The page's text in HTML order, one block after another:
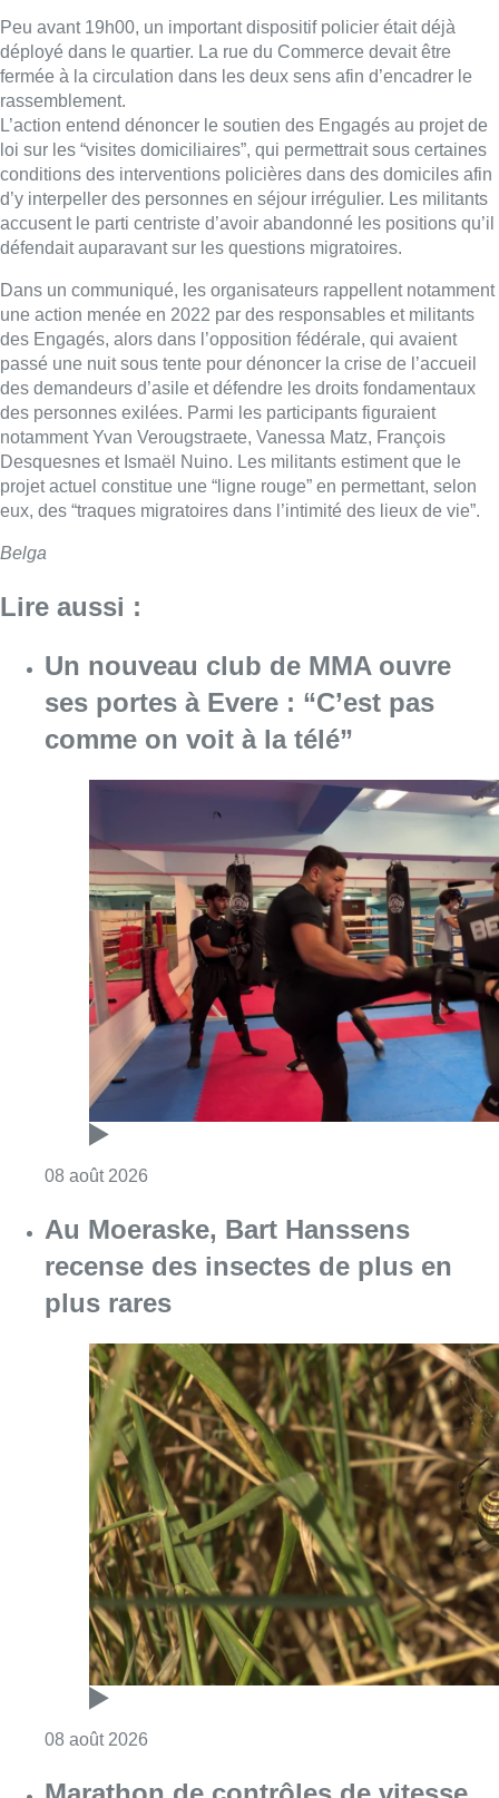
Peu avant 19h00, un important dispositif policier était déjà
déployé dans le quartier. La rue du Commerce devait être
fermée à la circulation dans les deux sens afin d’encadrer le
rassemblement.
L’action entend dénoncer le soutien des Engagés au projet de
loi sur les “visites domiciliaires”, qui permettrait sous certaines
conditions des interventions policières dans des domiciles afin
d’y interpeller des personnes en séjour irrégulier. Les militants
accusent le parti centriste d’avoir abandonné les positions qu’il
défendait auparavant sur les questions migratoires.
Dans un communiqué, les organisateurs rappellent notamment
une action menée en 2022 par des responsables et militants
des Engagés, alors dans l’opposition fédérale, qui avaient
passé une nuit sous tente pour dénoncer la crise de l’accueil
des demandeurs d’asile et défendre les droits fondamentaux
des personnes exilées. Parmi les participants figuraient
notamment Yvan Verougstraete, Vanessa Matz, François
Desquesnes et Ismaël Nuino. Les militants estiment que le
projet actuel constitue une “ligne rouge” en permettant, selon
eux, des “traques migratoires dans l’intimité des lieux de vie”.
Belga
Lire aussi :
Un nouveau club de MMA ouvre
ses portes à Evere : “C’est pas
comme on voit à la télé”
08 août 2026
Au Moeraske, Bart Hanssens
recense des insectes de plus en
plus rares
08 août 2026